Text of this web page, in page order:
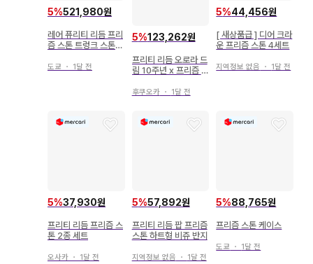
5%521,980원
레어 퓨리티 리듬 프리
즘 스톤 트렁크 스톤
도쿄 ・ 1달 전
5%123,262원
프리티 리듬 오로라 드
림 10주년 x 프리즘 스
후쿠오카・ 1달 전
5%44,456원
[ 새상품급 ] 디어 크라
운 프리즘 스톤 4세트
지역정보 없음 ・ 1달 전
5%37,930원
프리티 리듬 프리즘 스
톤 2종 세트
오사카 ・ 1달 전
5%57,892원
프리티 리듬 팝 프리즘
스톤 하트형 비쥬 반지
지역정보 없음 ・ 1달 전
5%88,765원
프리즘 스톤 케이스
도쿄 ・ 1달 전